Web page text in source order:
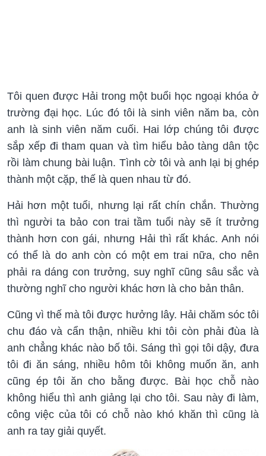
Tôi quen được Hải trong một buổi học ngoại khóa ở
trường đại học. Lúc đó tôi là sinh viên năm ba, còn
anh là sinh viên năm cuối. Hai lớp chúng tôi được
sắp xếp đi tham quan và tìm hiểu bảo tàng dân tộc
rồi làm chung bài luận. Tình cờ tôi và anh lại bị ghép
thành một cặp, thế là quen nhau từ đó.
Hải hơn một tuổi, nhưng lại rất chín chắn. Thường
thì người ta bảo con trai tầm tuổi này sẽ ít trưởng
thành hơn con gái, nhưng Hải thì rất khác. Anh nói
có thể là do anh còn có một em trai nữa, cho nên
phải ra dáng con trưởng, suy nghĩ cũng sâu sắc và
thường nghĩ cho người khác hơn là cho bản thân.
Cũng vì thế mà tôi được hưởng lây. Hải chăm sóc tôi
chu đáo và cẩn thận, nhiều khi tôi còn phải đùa là
anh chẳng khác nào bố tôi. Sáng thì gọi tôi dậy, đưa
tôi đi ăn sáng, nhiều hôm tôi không muốn ăn, anh
cũng ép tôi ăn cho bằng được. Bài học chỗ nào
không hiểu thì anh giảng lại cho tôi. Sau này đi làm,
công việc của tôi có chỗ nào khó khăn thì cũng là
anh ra tay giải quyết.